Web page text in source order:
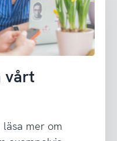
vårt
mer om